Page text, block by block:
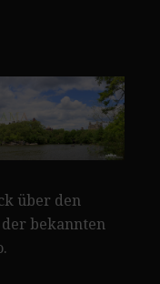
über den
bekannten